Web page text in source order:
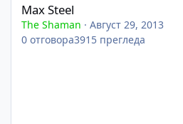
Max Steel
The Shaman · Август 29, 2013
0 отговора3915 прегледа